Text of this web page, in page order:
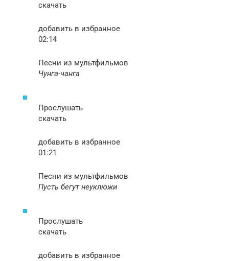
скачать
добавить в избранное
02:14
Песни из мультфильмов
Чунга-чанга
Прослушать
скачать
добавить в избранное
01:21
Песни из мультфильмов
Пусть бегут неуклюжи
Прослушать
скачать
добавить в избранное